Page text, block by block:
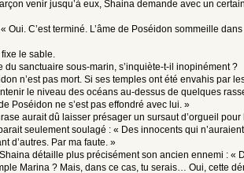
venir jusqu’à eux, Shaina demande avec un
Oui. C’est terminé. L’âme de Poséidon sommeille
le sable.
du sanctuaire sous-marin, s’inquiète-t-il inopinément ?
n’est pas mort. Si ses temples ont été envahis par
le niveau des océans au-dessus de quelques
Poséidon ne s’est pas effondré avec lui. »
aurait dû laisser présager un sursaut d’orgueil pour
seulement soulagé : « Des innocents qui
d’autres. Par ma faute. »
détaille plus précisément son ancien ennemi : «
Marina ? Mais, dans ce cas, tu serais… Oui, cette